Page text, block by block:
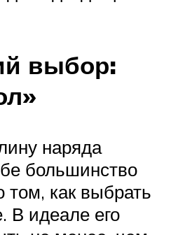
выбор:
наряда
большинство
как выбрать
В идеале его